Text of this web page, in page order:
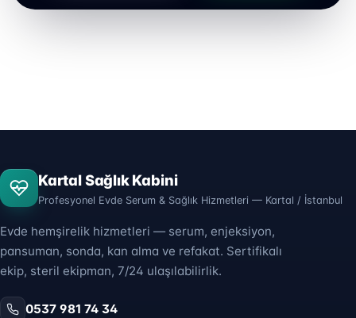
Kartal Sağlık Kabini
Profesyonel Evde Serum & Sağlık Hizmetleri — Kartal / İstanbul
Evde hemşirelik hizmetleri — serum, enjeksiyon,
pansuman, sonda, kan alma ve refakat. Sertifikalı
ekip, steril ekipman, 7/24 ulaşılabilirlik.
0537 981 74 34